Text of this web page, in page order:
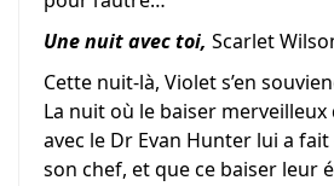
Une nuit avec toi, Scarlet
Cette nuit-là, Violet s’en
La nuit où le baiser merveilleux
avec le Dr Evan Hunter lui a
son chef, et que ce baiser leur